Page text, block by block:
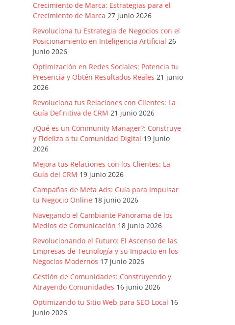
Crecimiento de Marca: Estrategias para el
Crecimiento de Marca 27 junio 2026
Revoluciona tu Estrategia de Negocios con el
Posicionamiento en Inteligencia Artificial 26
junio 2026
Optimización en Redes Sociales: Potencia tu
Presencia y Obtén Resultados Reales 21 junio
2026
Revoluciona tus Relaciones con Clientes: La
Guía Definitiva de CRM 21 junio 2026
¿Qué es un Community Manager?: Construye
y Fideliza a tu Comunidad Digital 19 junio
2026
Mejora tus Relaciones con los Clientes: La
Guía del CRM 19 junio 2026
Campañas de Meta Ads: Guía para Impulsar
tu Negocio Online 18 junio 2026
Navegando el Cambiante Panorama de los
Medios de Comunicación 18 junio 2026
Revolucionando el Futuro: El Ascenso de las
Empresas de Tecnología y su Impacto en los
Negocios Modernos 17 junio 2026
Gestión de Comunidades: Construyendo y
Atrayendo Comunidades 16 junio 2026
Optimizando tu Sitio Web para SEO Local 16
junio 2026